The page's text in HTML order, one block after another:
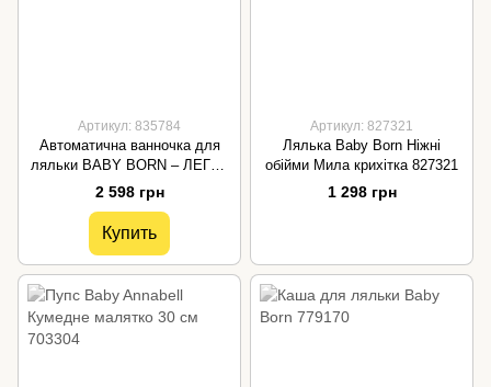
Артикул: 835784
Автоматична ванночка для
ляльки BABY BORN – ЛЕГКЕ
КУПАННЯ (світло, звук)
2 598 грн
Купить
Артикул: 827321
Лялька Baby Born Ніжні
обійми Мила крихітка 827321
1 298 грн